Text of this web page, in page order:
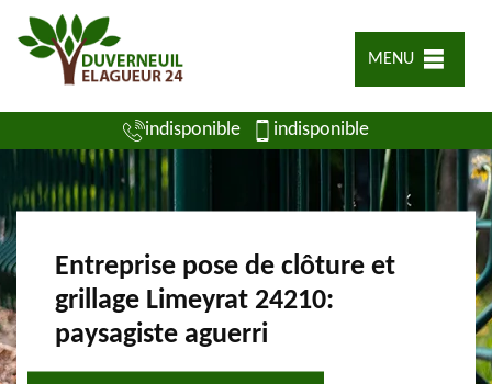
MENU
indisponible indisponible
Entreprise pose de clôture et
grillage Limeyrat 24210:
paysagiste aguerri